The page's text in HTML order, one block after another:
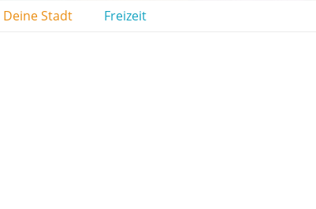
Deine Stadt Freizeit